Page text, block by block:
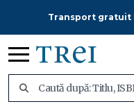
Transport gratuit